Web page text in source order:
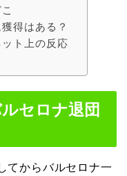
得はある？
ト上の反応
セロナ退団
てからバルセロナ一